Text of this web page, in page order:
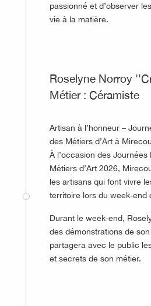
passionné et d’observer
vie à la matière.
Roselyne Norroy
Métier : Céramiste
Artisan à l’honneur –
des Métiers d’Art à
À l’occasion des
Métiers d’Art 2026,
les artisans qui font vivre
territoire lors du week-end
Durant le week-end,
des démonstrations de
partagera avec le public
et secrets de son métier.